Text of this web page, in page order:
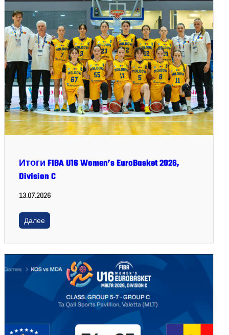
Итоги FIBA U16 Women’s EuroBasket 2026,
Division C
13.07.2026
Далее